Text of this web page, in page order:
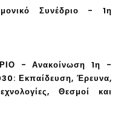
Συνέδριο - 1η
- Ανακοίνωση 1η -
Εκπαίδευση, Έρευνα,
Θεσμοί και